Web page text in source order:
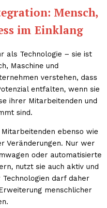
Mensch,
im Einklang
als Technologie – sie ist
Maschine und
verstehen, dass
entfalten, wenn sie
ihrer Mitarbeitenden und
sind.
ebenso wie
Veränderungen. Nur wer
oder automatisierte
nutzt sie auch aktiv und
darf daher
menschlicher